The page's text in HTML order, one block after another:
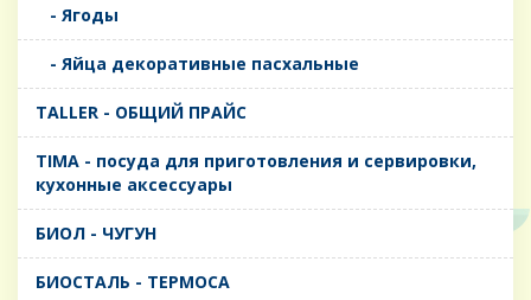
- Ягоды
- Яйца декоративные пасхальные
TALLER - ОБЩИЙ ПРАЙС
TIMA - посуда для приготовления и сервировки,
кухонные аксессуары
БИОЛ - ЧУГУН
БИОСТАЛЬ - ТЕРМОСА